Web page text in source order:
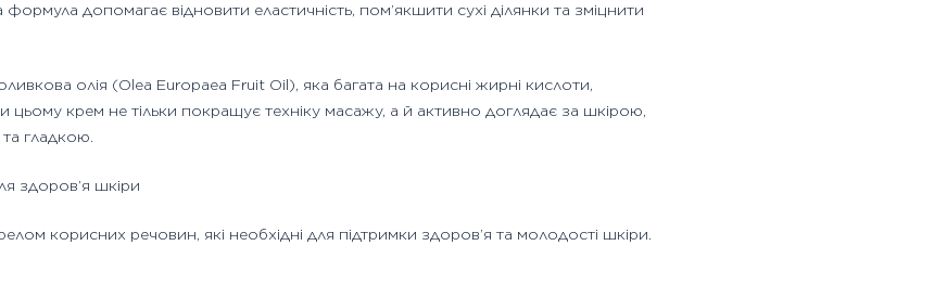
допомагає відновити еластичність, пом’якшити сухі ділянки та зміцнити
олія (Olea Europaea Fruit Oil), яка багата на корисні жирні кислоти,
цьому крем не тільки покращує техніку масажу, а й активно доглядає за шкірою,
гладкою.
здоров’я шкіри
корисних речовин, які необхідні для підтримки здоров’я та молодості шкіри.